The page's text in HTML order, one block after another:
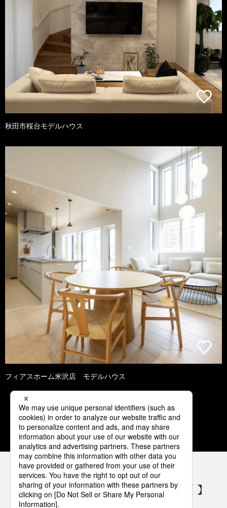
秋田市桜台モデルハウス
フィアスホーム米沢店 モデルハウス
1 2 3 4 5
パナソニックの電気設備 SNSアカウント